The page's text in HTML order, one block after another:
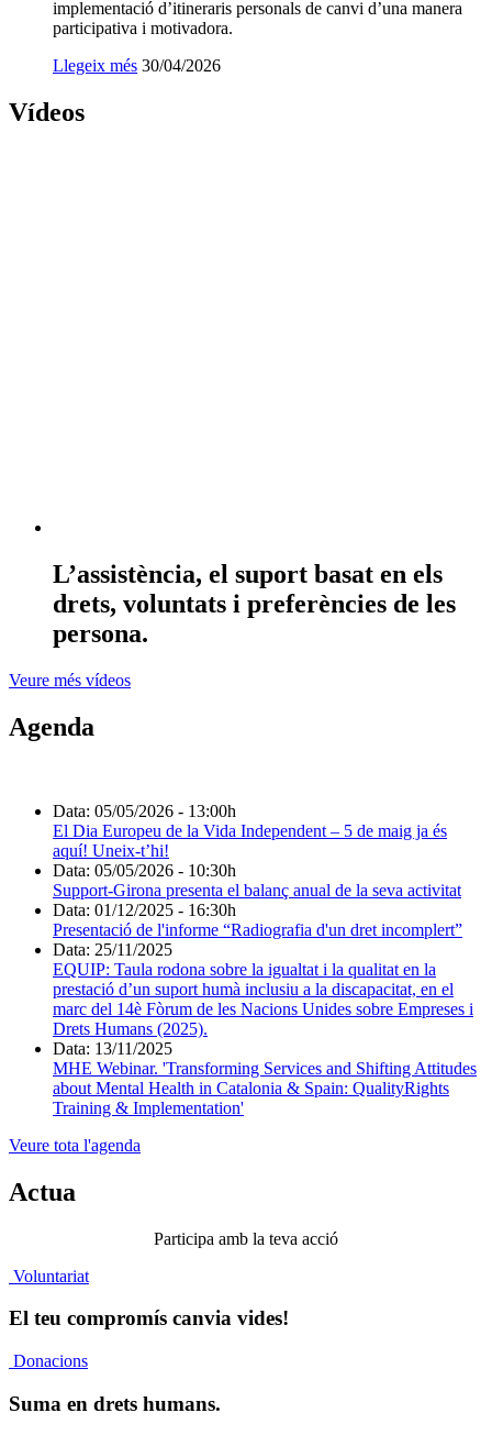
implementació d’itineraris personals de canvi d’una manera
participativa i motivadora.
Llegeix més Data
30/04/2026
Vídeos
L’assistència, el suport basat en els
drets, voluntats i preferències de les
persona.
Veure més vídeos
Agenda
Data: 05/05/2026 - 13:00h
El Dia Europeu de la Vida Independent – 5 de maig ja és
aquí! Uneix-t’hi!
Data: 05/05/2026 - 10:30h
Support-Girona presenta el balanç anual de la seva activitat
Data: 01/12/2025 - 16:30h
Presentació de l'informe “Radiografia d'un dret incomplert”
Data: 25/11/2025
EQUIP: Taula rodona sobre la igualtat i la qualitat en la
prestació d’un suport humà inclusiu a la discapacitat, en el
marc del 14è Fòrum de les Nacions Unides sobre Empreses i
Drets Humans (2025).
Data: 13/11/2025
MHE Webinar. 'Transforming Services and Shifting Attitudes
about Mental Health in Catalonia & Spain: QualityRights
Training & Implementation'
Veure tota l'agenda
Actua
Participa amb la teva acció
Voluntariat
El teu compromís canvia vides!
Donacions
Suma en drets humans.